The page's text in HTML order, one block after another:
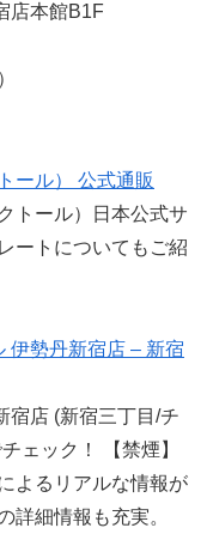
店本館B1F
ール） 公式通販
トール）日本公式サ
ートについてもご紹
伊勢丹新宿店 – 新宿
宿店 (新宿三丁目/チ
ェック！ 【禁煙】
よるリアルな情報が
詳細情報も充実。